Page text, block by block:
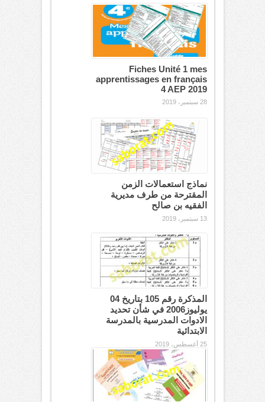
Fiches Unité 1 mes
apprentissages en français
4 AEP 2019
28 سبتمبر، 2019
نماذج استعمالات الزمن
المقترحة من طرف مديرية
الفقيه بن صالح
13 سبتمبر، 2019
المذكرة رقم 105 بتاريخ 04
يوليوز2006 في شأن تحديد
الادوات المدرسية بالمدرسة
الابتدائية
25 أغسطس، 2019